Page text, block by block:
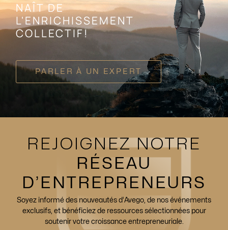
NAÎT DE
L'ENRICHISSEMENT
COLLECTIF!
PARLER À UN EXPERT
REJOIGNEZ NOTRE
RÉSEAU
D’ENTREPRENEURS
Soyez informé des nouveautés d’Avego, de nos événements
exclusifs, et bénéficiez de ressources sélectionnées pour
soutenir votre croissance entrepreneuriale.